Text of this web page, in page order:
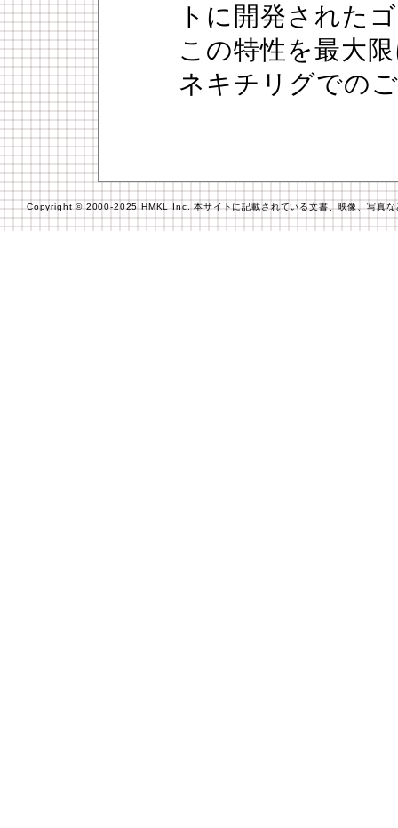
トに開発された
この特性を最大
ネキチリグでの
Copyright © 2000-2025 HMKL Inc. 本サイトに記載されている文書、映像、写真な